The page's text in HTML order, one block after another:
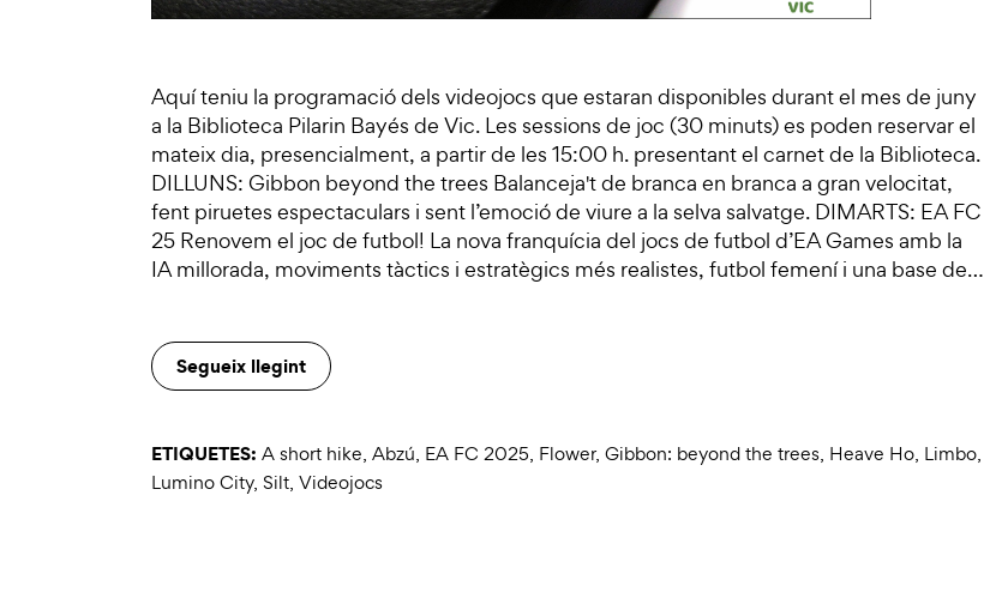
Aquí teniu la programació dels videojocs que estaran disponibles durant el mes de juny
a la Biblioteca Pilarin Bayés de Vic. Les sessions de joc (30 minuts) es poden reservar el
mateix dia, presencialment, a partir de les 15:00 h. presentant el carnet de la Biblioteca.
DILLUNS: Gibbon beyond the trees Balanceja't de branca en branca a gran velocitat,
fent piruetes espectaculars i sent l’emoció de viure a la selva salvatge. DIMARTS: EA FC
25 Renovem el joc de futbol! La nova franquícia del jocs de futbol d’EA Games amb la
IA millorada, moviments tàctics i estratègics més realistes, futbol femení i una base de…
Segueix llegint
ETIQUETES: A short hike, Abzú, EA FC 2025, Flower, Gibbon: beyond the trees, Heave Ho, Limbo,
Lumino City, Silt, Videojocs